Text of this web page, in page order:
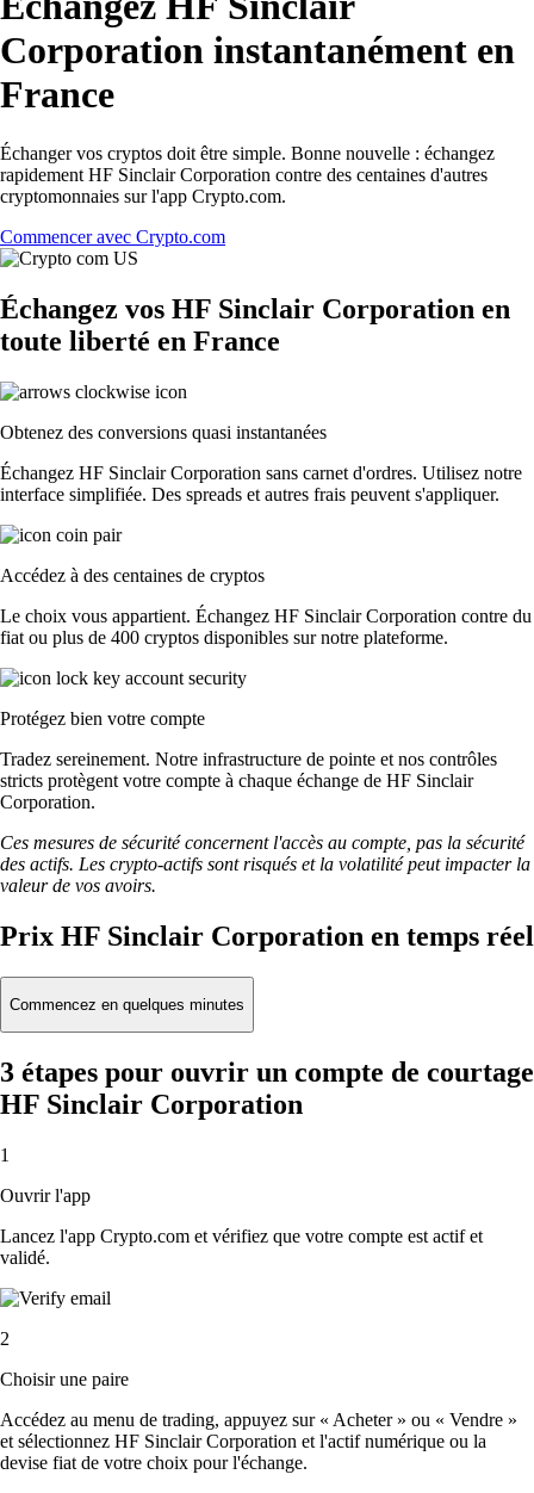
Corporation instantanément en
France
Échanger vos cryptos doit être simple. Bonne nouvelle : échangez
rapidement HF Sinclair Corporation contre des centaines d'autres
cryptomonnaies sur l'app Crypto.com.
Commencer avec Crypto.com
Échangez vos HF Sinclair Corporation en
toute liberté en France
Obtenez des conversions quasi instantanées
Échangez HF Sinclair Corporation sans carnet d'ordres. Utilisez notre
interface simplifiée. Des spreads et autres frais peuvent s'appliquer.
Accédez à des centaines de cryptos
Le choix vous appartient. Échangez HF Sinclair Corporation contre du
fiat ou plus de 400 cryptos disponibles sur notre plateforme.
Protégez bien votre compte
Tradez sereinement. Notre infrastructure de pointe et nos contrôles
stricts protègent votre compte à chaque échange de HF Sinclair
Corporation.
Ces mesures de sécurité concernent l'accès au compte, pas la sécurité
des actifs. Les crypto-actifs sont risqués et la volatilité peut impacter la
valeur de vos avoirs.
Prix HF Sinclair Corporation en temps réel
Commencez en quelques minutes
3 étapes pour ouvrir un compte de courtage
HF Sinclair Corporation
1
Ouvrir l'app
Lancez l'app Crypto.com et vérifiez que votre compte est actif et
validé.
2
Choisir une paire
Accédez au menu de trading, appuyez sur « Acheter » ou « Vendre »
et sélectionnez HF Sinclair Corporation et l'actif numérique ou la
devise fiat de votre choix pour l'échange.